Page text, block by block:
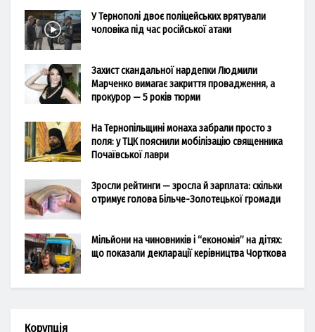
У Тернополі двоє поліцейських врятували
чоловіка під час російської атаки
Захист скандальної нардепки Людмили
Марченко вимагає закриття провадження, а
прокурор — 5 років тюрми
На Тернопільщині монаха забрали просто з
поля: у ТЦК пояснили мобілізацію священника
Почаївської лаври
Зросли рейтинги — зросла й зарплата: скільки
отримує голова Більче-Золотецької громади
Мільйони на чиновників і “економія” на дітях:
що показали декларації керівництва Чорткова
Корупція